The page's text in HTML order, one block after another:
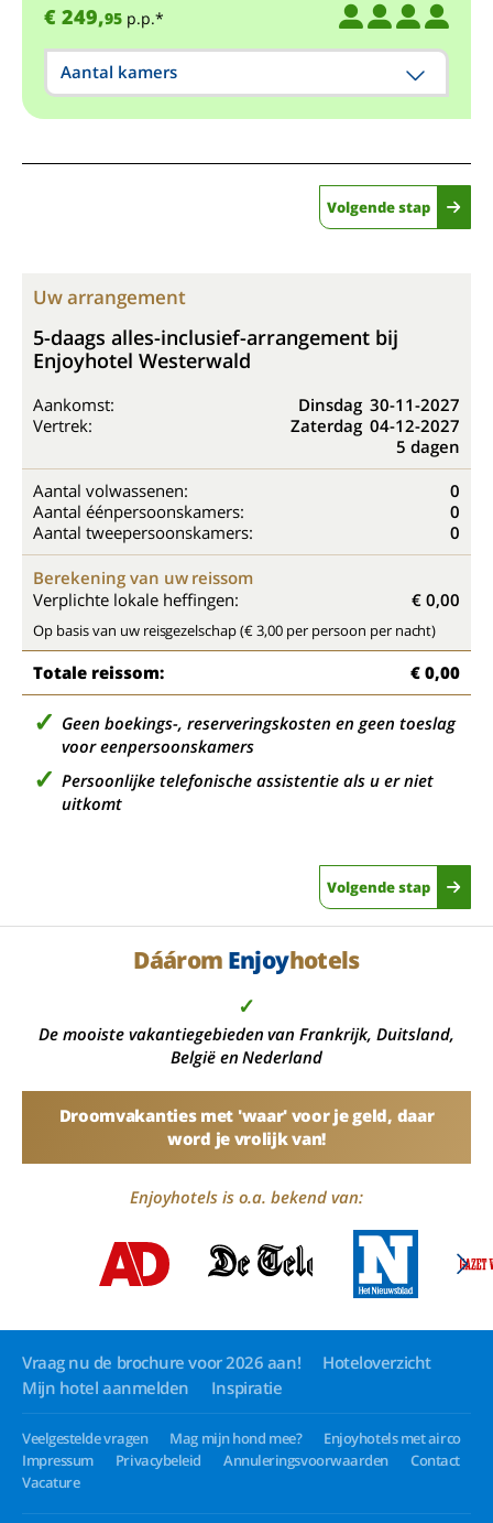
€ 249,95 p.p.*
Aantal kamers
Volgende stap
Uw arrangement
5-daags alles-inclusief-arrangement bij
Enjoyhotel Westerwald
Aankomst: Dinsdag 30-11-2027
Vertrek:
Zaterdag 04-12-2027
5 dagen
Aantal volwassenen:
0
Aantal éénpersoonskamers:
0
Aantal tweepersoonskamers:
0
Berekening van uw reissom
Verplichte lokale heffingen:
€ 0,00
Op basis van uw reisgezelschap (€ 3,00 per persoon per nacht)
Totale reissom: € 0,00
Geen boekings-, reserveringskosten en geen toeslag
voor eenpersoonskamers
Persoonlijke telefonische assistentie als u er niet
uitkomt
Volgende stap
Dáárom Enjoyhotels
✓
De mooiste vakantiegebieden van Frankrijk, Duitsland,
België en Nederland
Droomvakanties met 'waar' voor je geld, daar
word je vrolijk van!
Enjoyhotels is o.a. bekend van:
Vraag nu de brochure voor 2026 aan!
Hoteloverzicht
Mijn hotel aanmelden
Inspiratie
Veelgestelde vragen Mag mijn hond mee?
Enjoyhotels met airco
Impressum
Privacybeleid Annuleringsvoorwaarden
Contact
Vacature